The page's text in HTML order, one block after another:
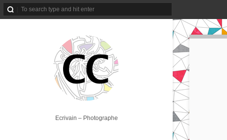
Ecrivain – Photographe